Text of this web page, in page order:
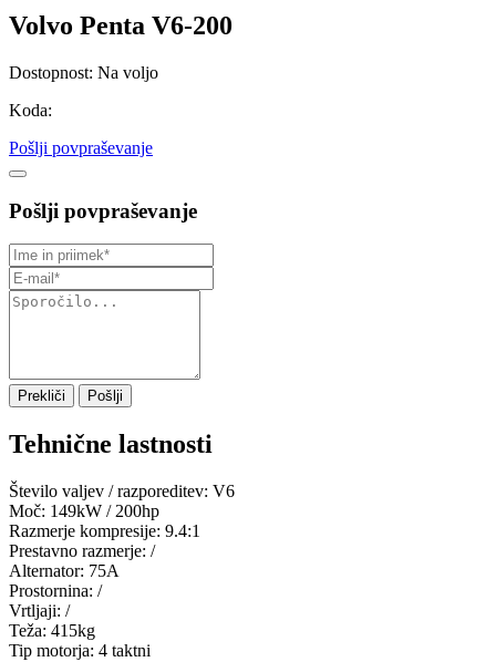
Volvo Penta V6-200
Dostopnost: Na voljo
Koda:
Pošlji povpraševanje
Pošlji povpraševanje
Prekliči Pošlji
Tehnične lastnosti
Število valjev / razporeditev: V6
Moč: 149kW / 200hp
Razmerje kompresije: 9.4:1
Prestavno razmerje: /
Alternator: 75A
Prostornina: /
Vrtljaji: /
Teža: 415kg
Tip motorja: 4 taktni